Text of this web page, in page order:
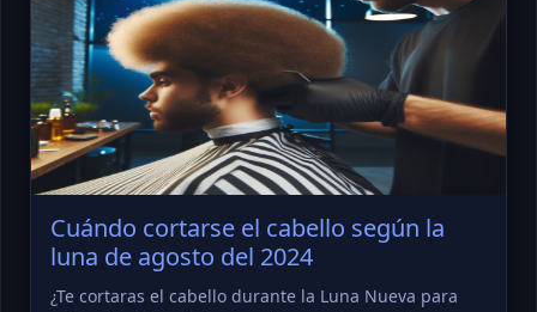
Cuándo cortarse el cabello según la
luna de agosto del 2024
¿Te cortaras el cabello durante la Luna Nueva para